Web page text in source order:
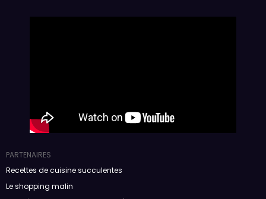
PARTENAIRES
Recettes de cuisine succulentes
Le shopping malin